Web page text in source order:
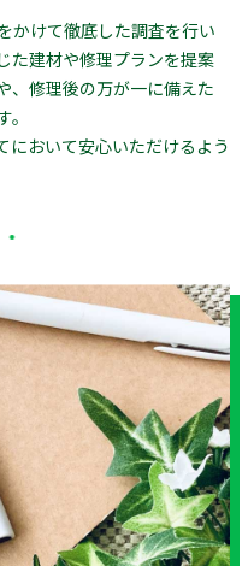
かけて徹底した調査を行い
た建材や修理プランを提案
、修理後の万が一に備えた
において安心いただけるよう